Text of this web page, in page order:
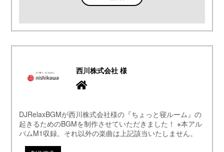
西川株式会社 様
DJRelaxBGMが西川株式会社様の『ちょっと寝ルーム』の
起きるためのBGMを制作させていただきました！ ※本アル
バムM1収録。それ以外の楽曲は上記該当いたしません。